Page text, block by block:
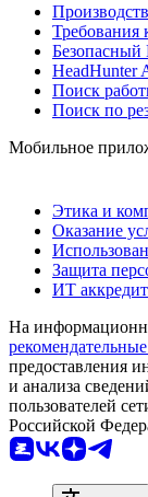
Безопасный
HeadHunter
Поиск
Поиск по
Мобильное
Этика и
Оказание
Защита
ИТ
На
предоставления
и анализа
пользователей
Российской